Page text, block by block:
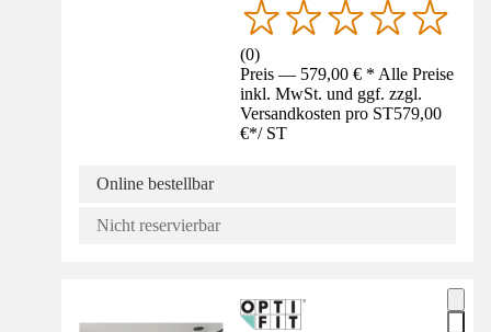
(0)
Preis — 579,00 € * Alle Preise
inkl. MwSt. und ggf. zzgl.
Versandkosten pro ST579,00
€*/ ST
Online bestellbar
Nicht reservierbar